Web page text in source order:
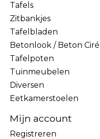
Tafels
Zitbankjes
Tafelbladen
Betonlook / Beton Ciré
Tafelpoten
Tuinmeubelen
Diversen
Eetkamerstoelen
Mijn account
Registreren